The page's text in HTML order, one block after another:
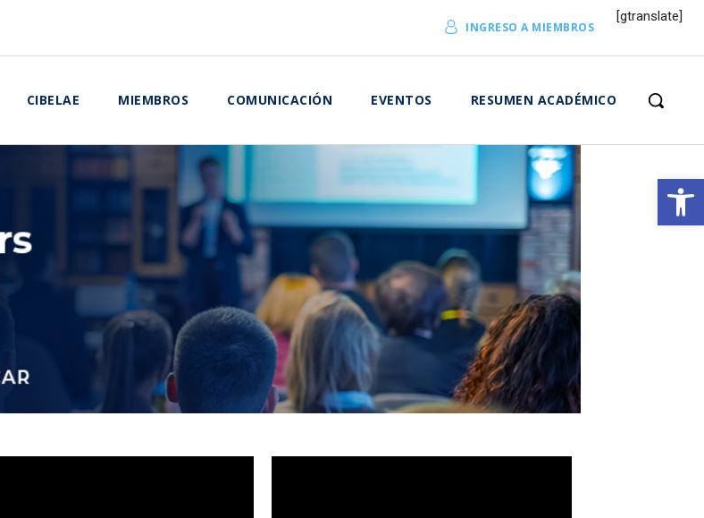
Abrir
INGRESO A MIEMBROS
[gtranslate]
CIBELAE MIEMBROS COMUNICACIÓN EVENTOS RESUMEN ACADÉMICO